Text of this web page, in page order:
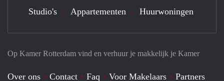
Op Kamer Rotterdam vind en verhuur je makkelijk je Kamer
Over ons Contact Faq Voor Makelaars Partners
Studio's Appartementen Huurwoningen